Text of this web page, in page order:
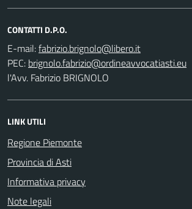
CONTATTI D.P.O.
E-mail:
PEC:
l'Avv. Fabrizio BRIGNOLO
LINK UTILI
Regione Piemonte
Provincia di Asti
Informativa privacy
Note legali